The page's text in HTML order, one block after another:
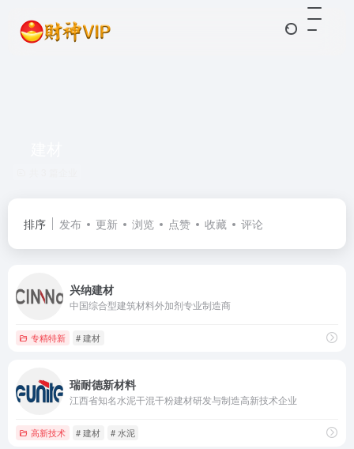
排序 发布 更新 浏览 点赞 收藏 评论
兴纳建材
中国综合型建筑材料外加剂专业制造商
专精特新 # 建材
瑞耐德新材料
江西省知名水泥干混干粉建材研发与制造高新技术企业
高新技术 # 建材 # 水泥